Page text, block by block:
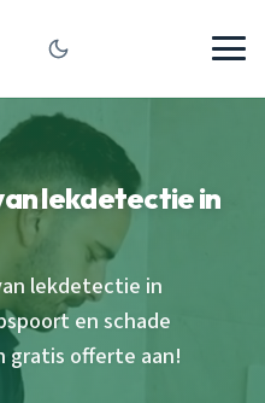
lekdetectie in
lekdetectie in
en schade
gratis offerte aan!